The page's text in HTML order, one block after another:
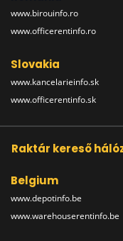
www.birouinfo.ro
www.officerentinfo.ro
Slovakia
www.kancelarieinfo.sk
www.officerentinfo.sk
Raktár kereső
Belgium
www.depotinfo.be
www.warehouserentinfo.be